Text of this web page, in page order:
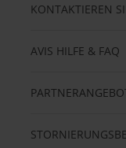
KONTAKTIEREN
AVIS HILFE & FAQ